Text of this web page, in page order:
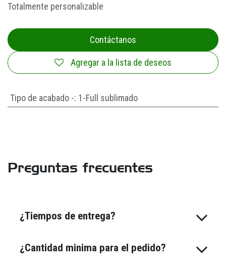
Totalmente personalizable
Contáctanos
Agregar a la lista de deseos
Tipo de acabado -: 1-Full sublimado
Preguntas frecuentes
¿Tiempos de entrega?
¿Cantidad minima para el pedido?